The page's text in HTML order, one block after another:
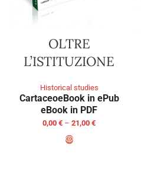
OLTRE
L’ISTITUZIONE
Historical studies
CartaceoeBook in ePub
eBook in PDF
0,00 € – 21,00 €